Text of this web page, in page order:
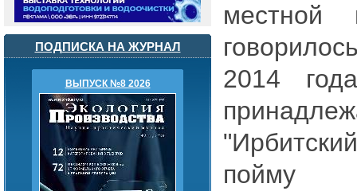
ПОДПИСКА НА ЖУРНАЛ
ВЫПУСК №8 2026
местной
2014
пойму